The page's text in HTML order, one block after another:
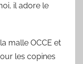
il adore le
malle OCCE et
les copines